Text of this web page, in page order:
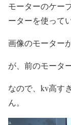
モーターのケー
ーターを使って
画像のモーター
が、前のモータ
なので、kv高す
ん。